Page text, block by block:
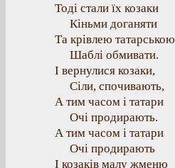
Тоді стали їх козаки
Кіньми доганяти
Та крівлею татарською
Шаблі обмивати.
І вернулися козаки,
Сіли, спочивають,
А тим часом і татари
Очі продирають.
А тим часом і татари
Очі продирають
І козаків малу жменю